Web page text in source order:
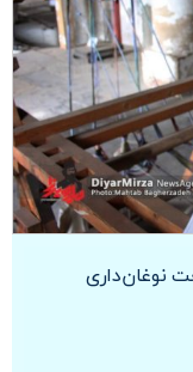
نوغان‌داری